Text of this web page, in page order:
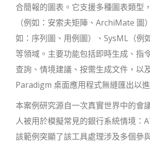
合簡報的圖表。它支援多種圖表類型
（例如：安索夫矩陣、ArchiMate 圖
如：序列圖、用例圖）、SysML（例
等領域。主要功能包括即時生成、指
查詢、情境建議、按需生成文件，以
Paradigm 桌面應用程式無縫匯出以
本案例研究源自一次真實世界中的會
人被用於模擬常見的銀行系統情境：
該範例突顯了該工具處理涉及多個參